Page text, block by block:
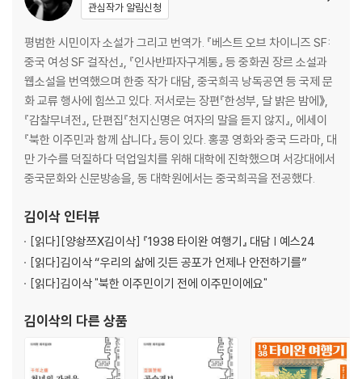
관심작가 알림신청
평범한 시민이자 소설가 그리고 번역가. 『베스트 오브 차이니즈 SF:
중국 여성 SF 걸작선』, 『인사반파자구계통』 등 중화권 장르 소설과
웹소설을 번역했으며 한중 작가 대담, 중국희곡 낭독공연 등 국제 문
화 교류 행사에 힘쓰고 있다. 저서로는 장편『한성부, 달 밝은 밤에》,
『감찰무녀전』, 단편집『천지신명은 여자의 말을 듣지 않지』, 에세이
『북한 이주민과 함께 삽니다』 등이 있다. 홍콩 영화와 중국 드라마, 대
만 가수를 덕질하다 덕업일치를 위해 대학에 진학했으며 서강대에서
중국문화와 신문방송을, 동 대학원에서는 중국희곡을 전공했다.
김이삭 인터뷰
[읽다][양솽쯔X김이삭] 『1938 타이완 여행기』 대담 | 예스24
[읽다]김이삭 “우리의 삶에 깃든 공포가 언제나 안전하기를”
[읽다]김이삭 "북한 이주민이기 전에 이주민이에요"
김이삭의 다른 상품